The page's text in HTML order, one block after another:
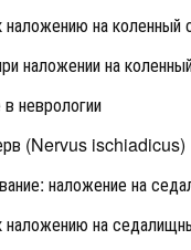
на коленный
наложении на
неврологии
(Nervus ischiadicus)
наложение на
на